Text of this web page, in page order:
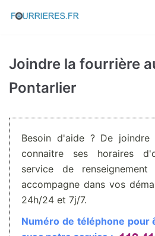
Aller
Joindre la fourrière
Pontarlier
Besoin d'aide ? De
connaitre ses horaires
service de renseignement
accompagne dans vos
24h/24 et 7j/7.
Numéro de téléphone pour